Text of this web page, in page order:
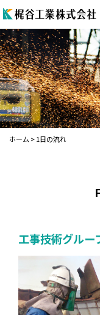
ホーム >1日の流れ
工事技術グルー